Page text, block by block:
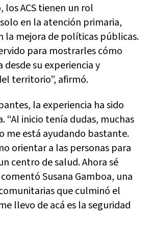
los ACS tienen un rol
en la atención primaria,
la mejora de políticas públicas.
para mostrarles cómo
desde su experiencia y
territorio”, afirmó.
la experiencia ha sido
“Al inicio tenía dudas, muchas
me está ayudando bastante.
orientar a las personas para
centro de salud. Ahora sé
Susana Gamboa, una
que culminó el
llevo de acá es la seguridad